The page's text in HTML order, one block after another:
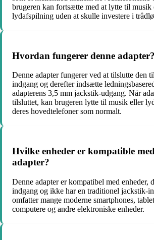
brugeren kan fortsætte med at lytte til musik
lydafspilning uden at skulle investere i
Hvordan fungerer denne adapter?
Denne adapter fungerer ved at tilslutte den
indgang og derefter indsætte
adapterens 3,5 mm jackstik-udgang. Når
tilsluttet, kan brugeren lytte til musik eller
deres hovedtelefoner som normalt.
Hvilke enheder er kompatible
adapter?
Denne adapter er kompatibel med enheder,
indgang og ikke har en traditionel jackstik-
omfatter mange moderne smartphones,
computere og andre elektroniske enheder.